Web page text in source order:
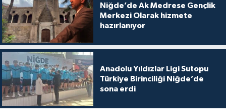
Niğde’de Ak Medrese Gençlik
Merkezi Olarak hizmete
hazırlanıyor
Anadolu Yıldızlar Ligi Sutopu
Türkiye Birinciliği Niğde’de
sona erdi